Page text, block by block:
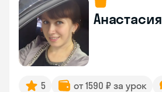
Анастасия
5 от 1590 ₽ за урок